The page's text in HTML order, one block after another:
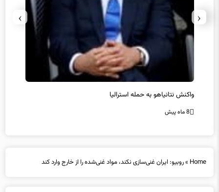
واکنش نتانیاهو به حمله استرالیا
8 ماه پیش
‹
›
Home
»روبیو: ایران غنی‌سازی نکند، مواد غنی‌شده را از خارج وارد کند